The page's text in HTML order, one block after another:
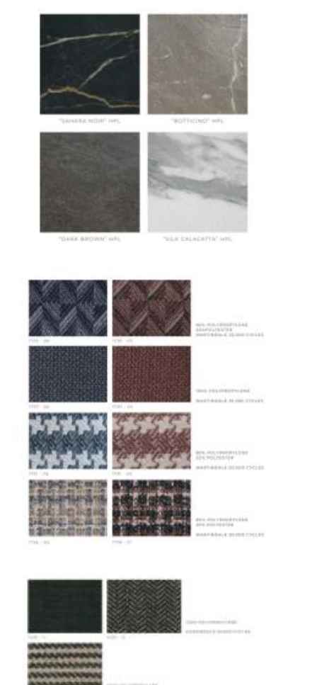
механических повреждений на всех этапах
маршрута.
Страхование груза
Все международные
поставки застрахованы в соответствии с
международными стандартами. Клиенты могут
выбрать дополнительное страхование для
критичных партий товара.